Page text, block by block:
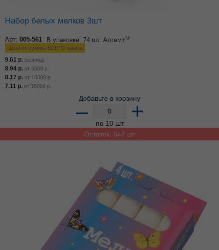
Набор белых мелков 3шт
Арт: 005-561 В упаковке: 74 шт. Алгем+®
Цена от суммы ВСЕГО заказа
9.61 р. розница
8.94 р. от 5000 р.
8.17 р. от 10000 р.
7.11 р. от 15000 р.
Добавьте в корзину
– +
по 10 шт
Остаток: 547 шт